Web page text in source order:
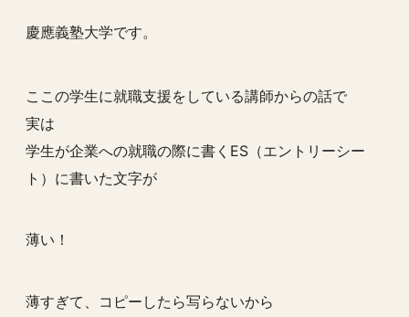
慶應義塾大学です。
ここの学生に就職支援をしている講師からの話で
実は
学生が企業への就職の際に書くES（エントリーシー
ト）に書いた文字が
薄い！
薄すぎて、コピーしたら写らないから